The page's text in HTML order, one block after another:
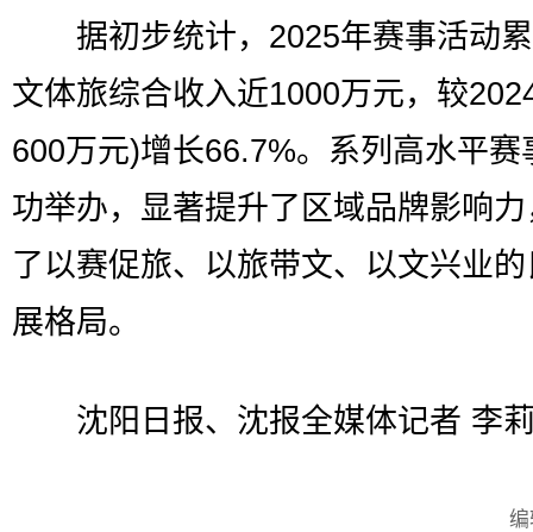
据初步统计，2025年赛事活动
文体旅综合收入近1000万元，较
600万元)增长66.7%。系列高水平赛
功举办，显著提升了区域品牌影响
了以赛促旅、以旅带文、以文兴业
展格局。
沈阳日报、沈报全媒体记者 李